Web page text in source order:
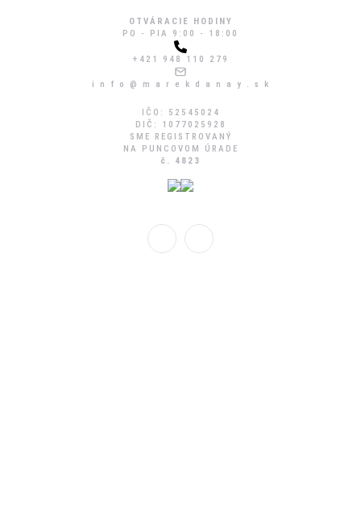
OTVÁRACIE HODINY
PO - PIA 9:00 - 18:00
+421 948 110 279
i n f o @ m a r e k d a n a y . s k
IČO: 52545024
DIČ: 1077025928
SME REGISTROVANÝ
NA PUNCOVOM ÚRADE
č. 4823